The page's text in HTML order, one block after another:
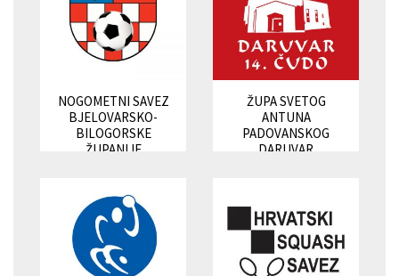
NOGOMETNI SAVEZ
BJELOVARSKO-
BILOGORSKE
ŽUPANIJE
ŽUPA SVETOG
ANTUNA
PADOVANSKOG
DARUVAR